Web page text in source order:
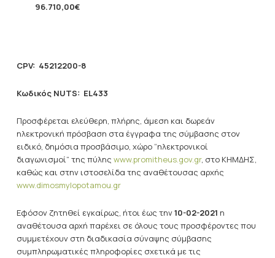
96.710,00€
CPV: 45212200-8
Κωδικός NUTS: EL433
Προσφέρεται ελεύθερη, πλήρης, άμεση και δωρεάν
ηλεκτρονική πρόσβαση στα έγγραφα της σύμβασης στον
ειδικό, δημόσια προσβάσιμο, χώρο “ηλεκτρονικοί
διαγωνισμοί” της πύλης www.promitheus.gov.gr, στο ΚΗΜΔΗΣ,
καθώς και στην ιστοσελίδα της αναθέτουσας αρχής
www.dimosmylopotamou.gr
Εφόσον ζητηθεί εγκαίρως, ήτοι έως την10-02-2021 η
αναθέτουσα αρχή παρέχει σε όλους τους προσφέροντες που
συμμετέχουν στη διαδικασία σύναψης σύμβασης
συμπληρωματικές πληροφορίες σχετικά με τις